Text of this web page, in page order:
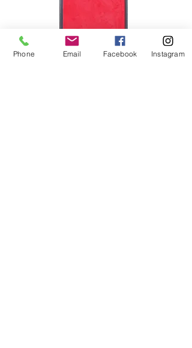
Phone Email Facebook Instagram